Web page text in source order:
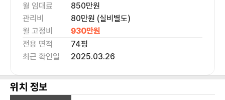
월 임대료
850만원
관리비
80만원 (실비별도)
월 고정비
930만원
전용 면적
74평
최근 확인일
2025.03.26
위치 정보